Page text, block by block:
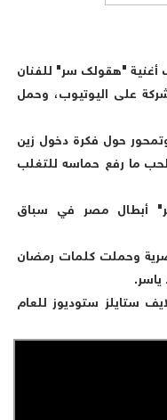
أغنية "هقولك سر" للفنان
على اليوتيوب، وحمل
حول فكرة دخول زين
ما رفع حماسه للتغلب
أبطال مصر في سباق
وحملت كلمات رمضان
ستايلز ستوديوز للعام